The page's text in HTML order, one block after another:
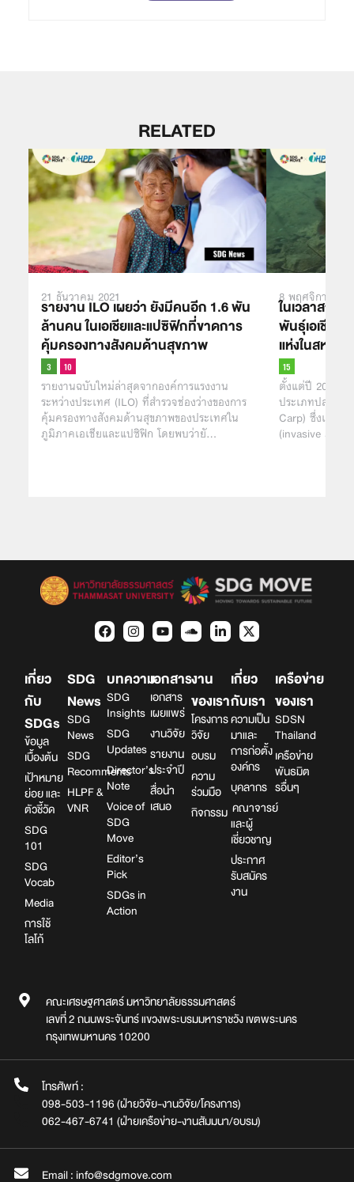
RELATED
21 ธันวาคม 2021
รายงาน ILO เผยว่า ยังมีคนอีก 1.6 พัน
ล้านคน ในเอเชียและแปซิฟิกที่ขาดการ
คุ้มครองทางสังคมด้านสุขภาพ
รายงานฉบับใหม่ล่าสุดจากองค์การแรงงาน
ระหว่างประเทศ (ILO) ที่สำรวจช่องว่างของการ
คุ้มครองทางสังคมด้านสุขภาพของประเทศใน
ภูมิภาคเอเชียและแปซิฟิก โดยพบว่ายั…
8 พฤศจิกายน
ในเวลาสาม
พันธุ์เอเชียที่
แห่งในสหรัฐ
ตั้งแต่ปี 2018 ช
ประเภทปลาไน
Carp) ซึ่งเป็นช
(invasive
เกี่ยว
กับ
SDGs
ข้อมูล
เบื้องต้น
เป้าหมาย
ย่อย และ
ตัวชี้วัด
SDG
101
SDG
Vocab
Media
การใช้
โลโก้
SDG
News
SDG
News
SDG
Recomments
HLPF &
VNR
บทความ
SDG
Insights
SDG
Updates
Director’s
Note
Voice of
SDG
Move
Editor’s
Pick
SDGs in
Action
เอกสาร
เอกสาร
เผยแพร่
งานวิจัย
รายงาน
ประจำปี
สื่อนำ
เสนอ
งาน
ของเรา
โครงการ
วิจัย
อบรม
ความ
ร่วมมือ
กิจกรรม
เกี่ยว
กับเรา
ความเป็น
มาและ
การก่อตั้ง
องค์กร
บุคลากร
คณาจารย์
และผู้
เชี่ยวชาญ
ประกาศ
รับสมัคร
งาน
เครือข่าย
ของเรา
SDSN
Thailand
เครือข่าย
พันธมิต
รอื่นๆ
คณะเศรษฐศาสตร์ มหาวิทยาลัยธรรมศาสตร์
เลขที่ 2 ถนนพระจันทร์ แขวงพระบรมมหาราชวัง เขตพระนคร
กรุงเทพมหานคร 10200
โทรศัพท์ :
098-503-1196 (ฝ่ายวิจัย-งานวิจัย/โครงการ)
062-467-6741 (ฝ่ายเครือข่าย-งานสัมมนา/อบรม)
Email : info@sdgmove.com